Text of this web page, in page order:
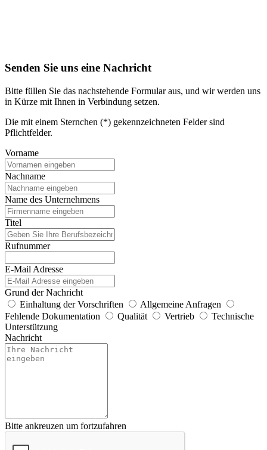
Senden Sie uns eine Nachricht
Bitte füllen Sie das nachstehende Formular aus, und wir werden uns
in Kürze mit Ihnen in Verbindung setzen.
Die mit einem Sternchen (*) gekennzeichneten Felder sind
Pflichtfelder.
Vorname
Nachname
Name des Unternehmens
Titel
Rufnummer
E-Mail Adresse
Grund der Nachricht
Einhaltung der Vorschriften
Allgemeine Anfragen
Fehlende Dokumentation
Qualität Vertrieb
Technische
Unterstützung
Nachricht
Bitte ankreuzen um fortzufahren